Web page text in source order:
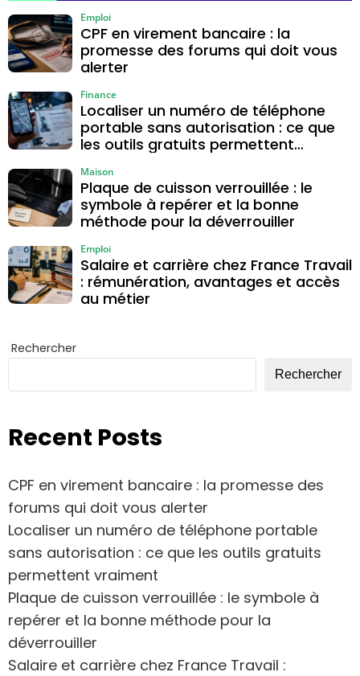
CPF en virement bancaire : la
promesse des forums qui doit vous
alerter
Emploi
Localiser un numéro de téléphone
portable sans autorisation : ce que
les outils gratuits permettent
Finance
Plaque de cuisson verrouillée : le
symbole à repérer et la bonne
méthode pour la déverrouiller
Maison
Salaire et carrière chez France Travail
: rémunération, avantages et accès
au métier
Emploi
Rechercher
Rechercher
Recent Posts
CPF en virement bancaire : la promesse des
forums qui doit vous alerter
Localiser un numéro de téléphone portable
sans autorisation : ce que les outils gratuits
permettent vraiment
Plaque de cuisson verrouillée : le symbole à
repérer et la bonne méthode pour la
déverrouiller
Salaire et carrière chez France Travail :